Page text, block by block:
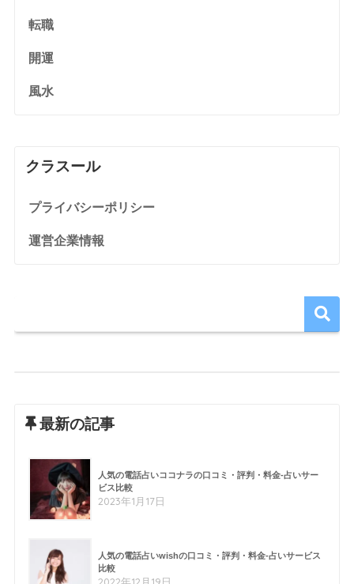
転職
開運
風水
クラスール
プライバシーポリシー
運営企業情報
最新の記事
人気の電話占いココナラの口コミ・評判・料金-占いサー
ビス比較
2023年1月17日
人気の電話占いwishの口コミ・評判・料金-占いサービス
比較